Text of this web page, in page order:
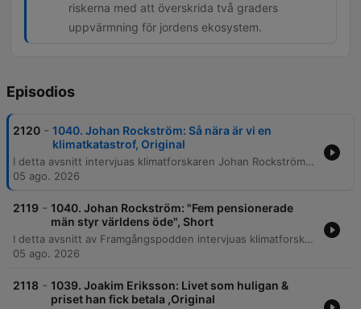
riskerna med att överskrida två graders
uppvärmning för jordens ekosystem.
Episodios
2120 - 1040. Johan Rockström: Så nära är vi en
klimatkatastrof, Original
I detta avsnitt intervjuas klimatforskaren Johan Rockström om de akuta riskerna med den globala uppvärmningen och planetära gränser. Han diskuterar vikten av energiomställning, risken för tipppunkter i ekosystem som Amazonas, samt hur uppvärmningstakten nu har accelererat. Samtalet belyser de vetenskapliga bevisen för att uppvärmningen accelererar och risken för att vi kraschar genom 1,5-gradersmålet. Rockström föreslår även införandet av ett globalt pris på koldioxid samt vikten av att ha satt vetenskapligt baserade planetära gränser för världsekonomin.
05 ago. 2026
2119 - 1040. Johan Rockström: "Fem pensionerade
män styr världens öde", Short
I detta avsnitt av Framgångspodden intervjuas klimatforskaren Johan Rockström om de akuta riskerna för en klimatkollaps, planetära gränser och risken för tipppunkter i ekosystem som Amazonas. Han diskuterar även hur den vetenskapliga bekräftelsen visar att uppvärmningstakten accelererar. Vidare reflekterar Rockström över global politisk osäkerhet och hur världens fokus på ett fåtal ledare försvårar hållbarhetsomställningen. Han föreslår historiska korrigeringar, såsom planetära gränser och globala koldioxidpriser, samt ser möjligheter till snabb förändring genom kriser.
05 ago. 2026
2118 - 1039. Joakim Eriksson: Livet som huligan &
priset han fick betala ,Original